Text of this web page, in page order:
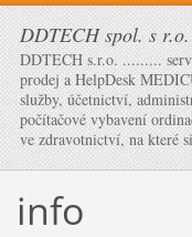
DDTECH spol. s r.o.
DDTECH s.r.o. .........
prodej a HelpDesk
služby, účetnictví,
počítačové vybavení
ve zdravotnictví, na které
info